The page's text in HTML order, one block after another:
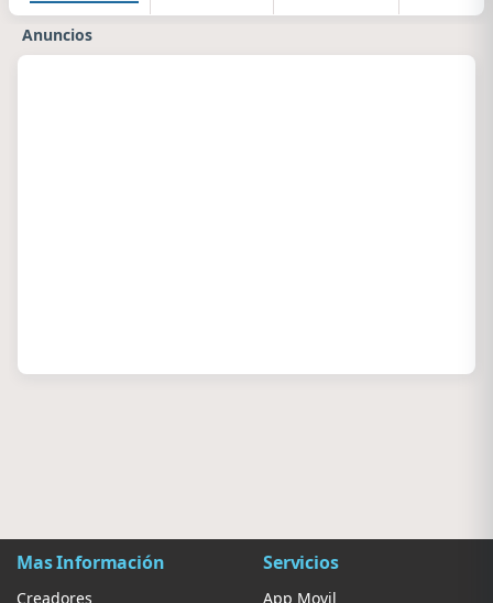
Anuncios
Mas Información
Creadores
Servicios
App Movil